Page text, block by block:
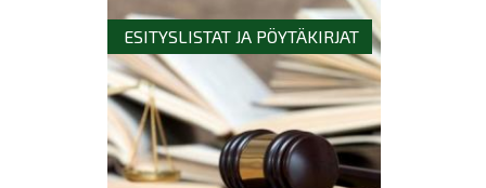
ESITYSLISTAT JA PÖYTÄKIRJAT